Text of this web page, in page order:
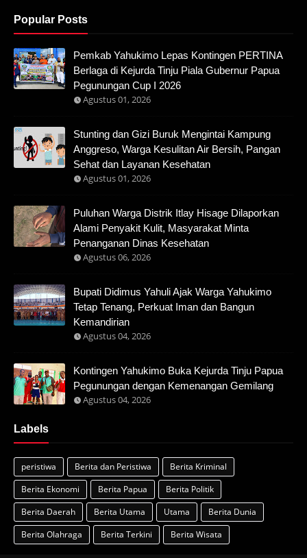
Popular Posts
Pemkab Yahukimo Lepas Kontingen PERTINA
Berlaga di Kejurda Tinju Piala Gubernur Papua
Pegunungan Cup I 2026
Agustus 01, 2026
Stunting dan Gizi Buruk Mengintai Kampung
Anggreso, Warga Kesulitan Air Bersih, Pangan
Sehat dan Layanan Kesehatan
Agustus 01, 2026
Puluhan Warga Distrik Itlay Hisage Dilaporkan
Alami Penyakit Kulit, Masyarakat Minta
Penanganan Dinas Kesehatan
Agustus 06, 2026
Bupati Didimus Yahuli Ajak Warga Yahukimo
Tetap Tenang, Perkuat Iman dan Bangun
Kemandirian
Agustus 04, 2026
Kontingen Yahukimo Buka Kejurda Tinju Papua
Pegunungan dengan Kemenangan Gemilang
Agustus 04, 2026
Labels
peristiwa Berita dan Peristiwa
Berita Kriminal
Berita Ekonomi
Berita Papua
Berita Politik
Berita Daerah
Berita Utama Utama
Berita Dunia
Berita Olahraga
Berita Terkini Berita Wisata